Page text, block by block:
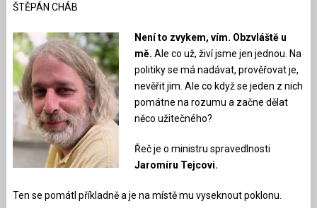
ŠTĚPÁN CHÁB
Není to zvykem, vím. Obzvláště u
mě. Ale co už, živí jsme jen jednou. Na
politiky se má nadávat, prověřovat je,
nevěřit jim. Ale co když se jeden z nich
pomátne na rozumu a začne dělat
něco užitečného?
Řeč je o ministru spravedlnosti
Jaromíru Tejcovi.
Ten se pomátl příkladně a je na místě mu vyseknout poklonu.